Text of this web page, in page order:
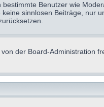
Benutzer wie
sinnlosen Beiträge, nur
der Board-Administration